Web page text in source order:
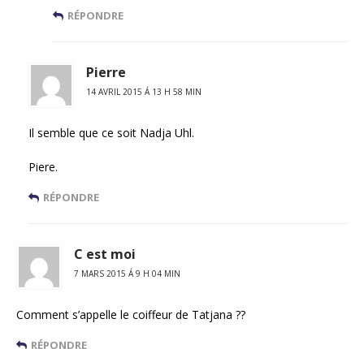
RÉPONDRE
Pierre
14 AVRIL 2015 Á 13 H 58 MIN
Il semble que ce soit Nadja Uhl.
Piere.
RÉPONDRE
C est moi
7 MARS 2015 Á 9 H 04 MIN
Comment s’appelle le coiffeur de Tatjana ??
RÉPONDRE